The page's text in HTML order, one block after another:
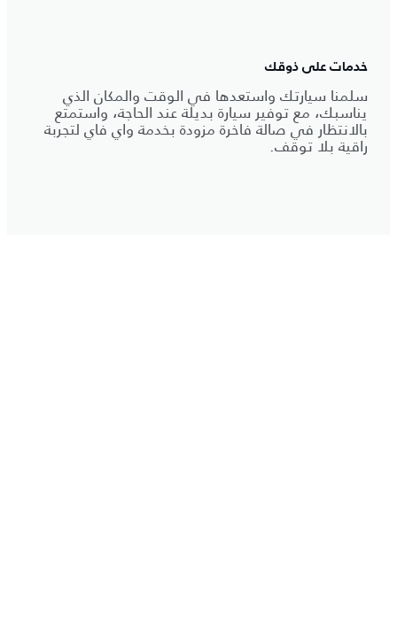
خدمات على ذوقك
سلمنا سيارتك واستعدها في الوقت والمكان الذي
يناسبك، مع توفير سيارة بديلة عند الحاجة، واستمتع
بالانتظار في صالة فاخرة مزودة بخدمة واي فاي لتجربة
راقية بلا توقف.